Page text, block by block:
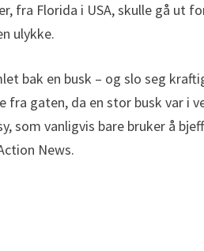
fra Florida i USA, skulle gå ut
ulykke.
bak en busk – og slo seg
fra gaten, da en stor busk var i
som vanligvis bare bruker å
News.